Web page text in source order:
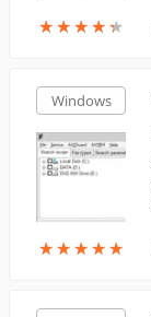
★★★★★
★★★★★
Windows
★★★★★
★★★★★